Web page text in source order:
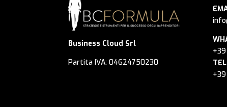
Business Cloud Srl
Partita IVA: 04624750230